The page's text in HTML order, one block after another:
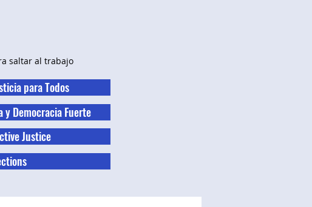
saltar al trabajo
para Todos
y Democracia Fuerte
Justice